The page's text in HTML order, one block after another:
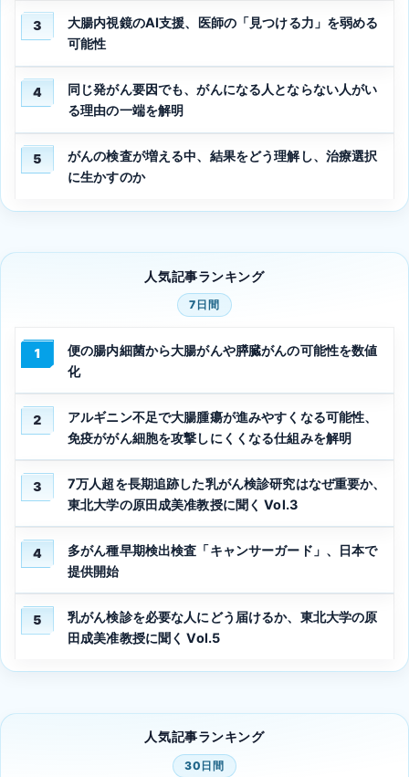
3
大腸内視鏡のAI支援、医師の「見つける力」を弱める
可能性
4
同じ発がん要因でも、がんになる人とならない人がい
る理由の一端を解明
5
がんの検査が増える中、結果をどう理解し、治療選択
に生かすのか
人気記事ランキング
7日間
1
便の腸内細菌から大腸がんや膵臓がんの可能性を数値
化
2
アルギニン不足で大腸腫瘍が進みやすくなる可能性、
免疫ががん細胞を攻撃しにくくなる仕組みを解明
3
7万人超を長期追跡した乳がん検診研究はなぜ重要か、
東北大学の原田成美准教授に聞く Vol.3
4
多がん種早期検出検査「キャンサーガード」、日本で
提供開始
5
乳がん検診を必要な人にどう届けるか、東北大学の原
田成美准教授に聞く Vol.5
人気記事ランキング
30日間